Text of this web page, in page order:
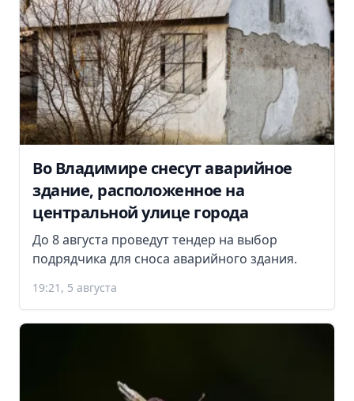
Во Владимире снесут аварийное
здание, расположенное на
центральной улице города
До 8 августа проведут тендер на выбор
подрядчика для сноса аварийного здания.
19:21, 5 августа